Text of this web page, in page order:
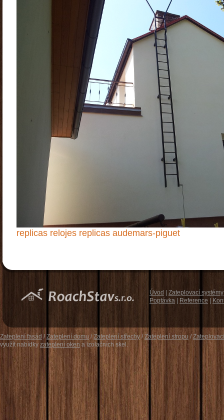
replicas relojes replicas audemars-piguet
Úvod Zateplovací systémy
Poptávka
Reference
Zateplení fasád /Zateplení domu/Zateplení střechy /Zateplení stropu/
využít nabídky zateplení okena izolačních skel.